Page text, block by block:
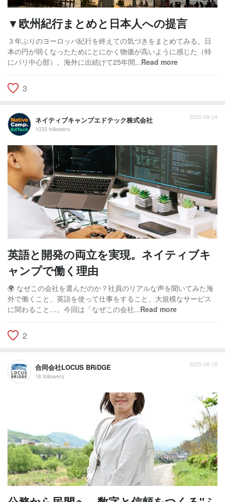
▼欧州紀行まとめと日本人への提言
３年ぶりのヨーロッパ紀行を終えての気づきをまとめてみる。日
本の円が弱くなったためにとにかく物価が高いように感じた（特
にパリ中心部）。海外に出続けて25年間...Read more
3
ネイティブキャンプエドテック株式会社
1033 followers
2025-08-24
英語と開発の両立を実現。ネイティブキ
ャンプで働く理由
🌍 なぜこの会社を選んだのか？社員のリアルな声を聞いてみた海
外で働くこと、英語を使って仕事をすること、大規模なサービス
に関わること…。今回は「なぜこの会社...Read more
2
合同会社LOCUS BRiDGE
16 followers
2025-08-18